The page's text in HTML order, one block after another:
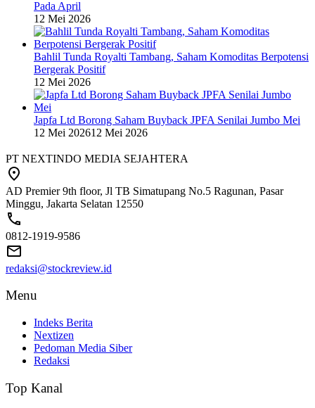
Pada April
12 Mei 2026
Bahlil Tunda Royalti Tambang, Saham Komoditas Berpotensi
Bergerak Positif
12 Mei 2026
Japfa Ltd Borong Saham Buyback JPFA Senilai Jumbo Mei
12 Mei 202612 Mei 2026
PT NEXTINDO MEDIA SEJAHTERA
AD Premier 9th floor, Jl TB Simatupang No.5 Ragunan, Pasar
Minggu, Jakarta Selatan 12550
0812-1919-9586
redaksi@stockreview.id
Menu
Indeks Berita
Nextizen
Pedoman Media Siber
Redaksi
Top Kanal